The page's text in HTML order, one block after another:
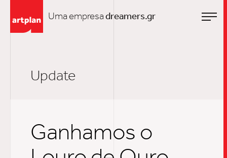
Uma empresadreamers.gr
Update
Ganhamos o